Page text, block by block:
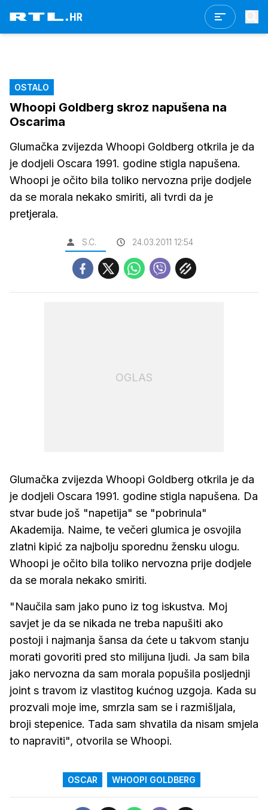
OSTALO
Whoopi Goldberg skroz napušena na
Oscarima
Glumačka zvijezda Whoopi Goldberg otkrila je da
je dodjeli Oscara 1991. godine stigla napušena.
Whoopi je očito bila toliko nervozna prije dodjele
da se morala nekako smiriti, ali tvrdi da je
pretjerala.
S.C. 24.03.2011 12:54
OGLAS
Glumačka zvijezda Whoopi Goldberg otkrila je da
je dodjeli Oscara 1991. godine stigla napušena. Da
stvar bude još "napetija" se "pobrinula"
Akademija. Naime, te večeri glumica je osvojila
zlatni kipić za najbolju sporednu žensku ulogu.
Whoopi je očito bila toliko nervozna prije dodjele
da se morala nekako smiriti.
"Naučila sam jako puno iz tog iskustva. Moj
savjet je da se nikada ne treba napušiti ako
postoji i najmanja šansa da ćete u takvom stanju
morati govoriti pred sto milijuna ljudi. Ja sam bila
jako nervozna da sam morala popušila posljednji
joint s travom iz vlastitog kućnog uzgoja. Kada su
prozvali moje ime, smrzla sam se i razmišljala,
broji stepenice. Tada sam shvatila da nisam smjela
to napraviti", otvorila se Whoopi.
OSCAR WHOOPI GOLDBERG